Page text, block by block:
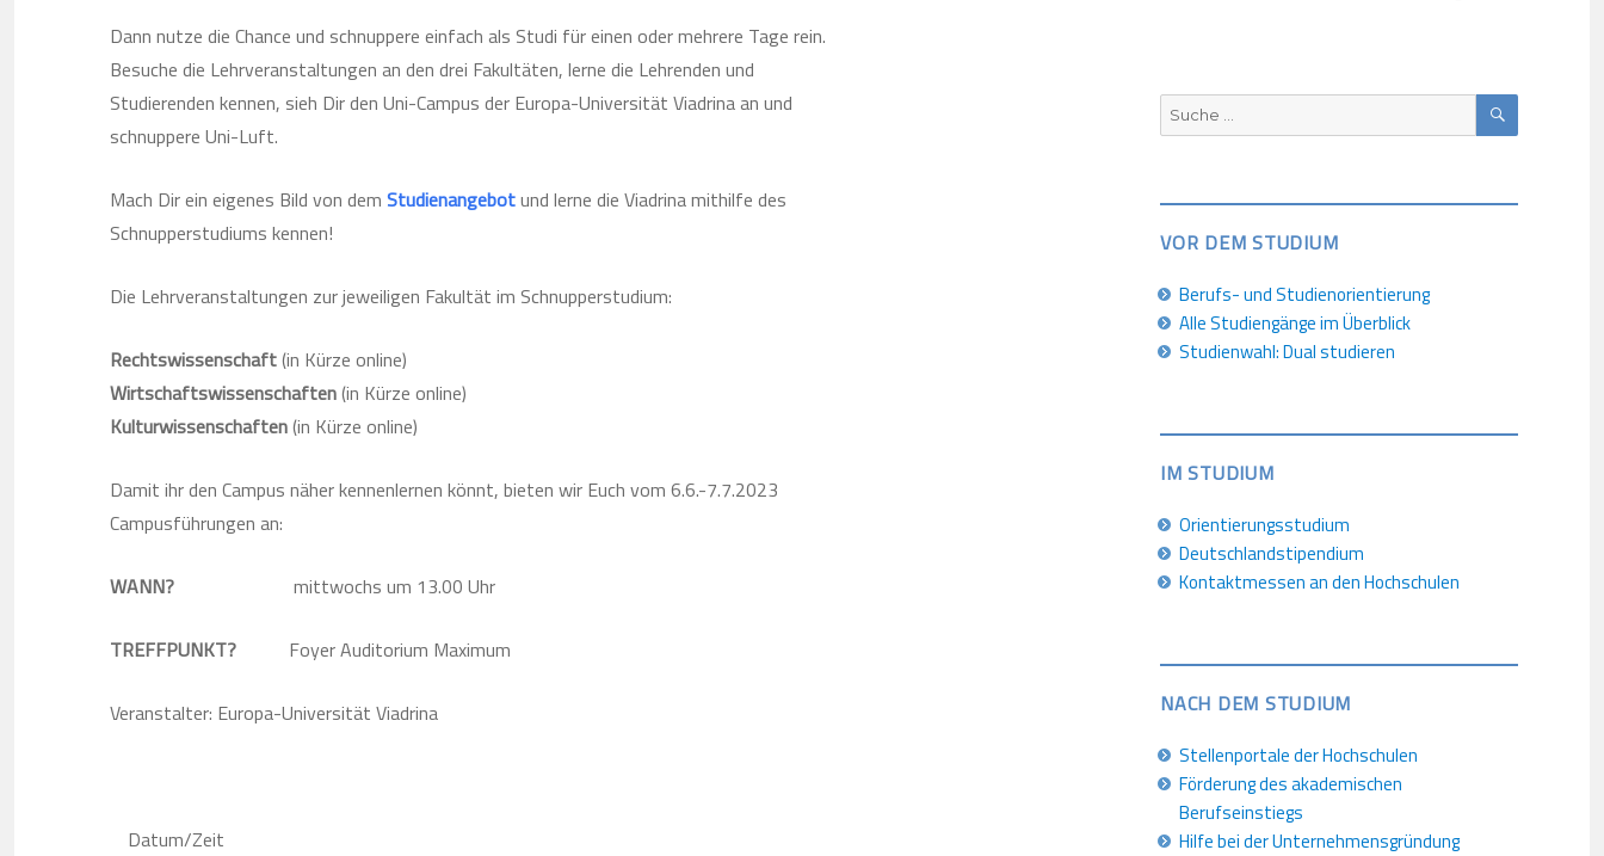
Dann nutze die Chance und schnuppere einfach als Studi für einen oder mehrere Tage rein.
Besuche die Lehrveranstaltungen an den drei Fakultäten, lerne die Lehrenden und
Studierenden kennen, sieh Dir den Uni-Campus der Europa-Universität Viadrina an und
schnuppere Uni-Luft.
Mach Dir ein eigenes Bild von dem Studienangebotund lerne die Viadrina mithilfe des
Schnupperstudiums kennen!
Die Lehrveranstaltungen zur jeweiligen Fakultät im Schnupperstudium:
Rechtswissenschaft(in Kürze online)
Wirtschaftswissenschaften(in Kürze online)
Kulturwissenschaften(in Kürze online)
Damit ihr den Campus näher kennenlernen könnt, bieten wir Euch vom 6.6.-7.7.2023
Campusführungen an:
WANN? mittwochs um 13.00 Uhr
TREFFPUNKT? Foyer Auditorium Maximum
Veranstalter: Europa-Universität Viadrina
Datum/Zeit
Suche
nach:
SUCHEN
VOR DEM STUDIUM
Berufs- und Studienorientierung
Alle Studiengänge im Überblick
Studienwahl: Dual studieren
IM STUDIUM
Orientierungsstudium
Deutschlandstipendium
Kontaktmessen an den Hochschulen
NACH DEM STUDIUM
Stellenportale der Hochschulen
Förderung des akademischen
Berufseinstiegs
Hilfe bei der Unternehmensgründung